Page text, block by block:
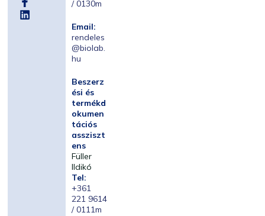
/ 0130m
Email:
rendeles
@biolab.
hu
Beszerz
ési és
termékd
okumen
tációs
assziszt
ens
Füller
Ildikó
Tel:
+361
221 9614
/ 0111m